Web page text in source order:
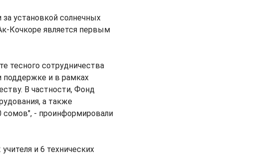
установкой солнечных
Кочкоре является первым
тесного сотрудничества
поддержке и в рамках
В частности, Фонд
а также
- проинформировали
и 6 технических